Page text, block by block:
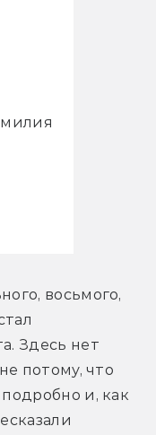
восьмого,
Здесь нет
потому, что
и, как